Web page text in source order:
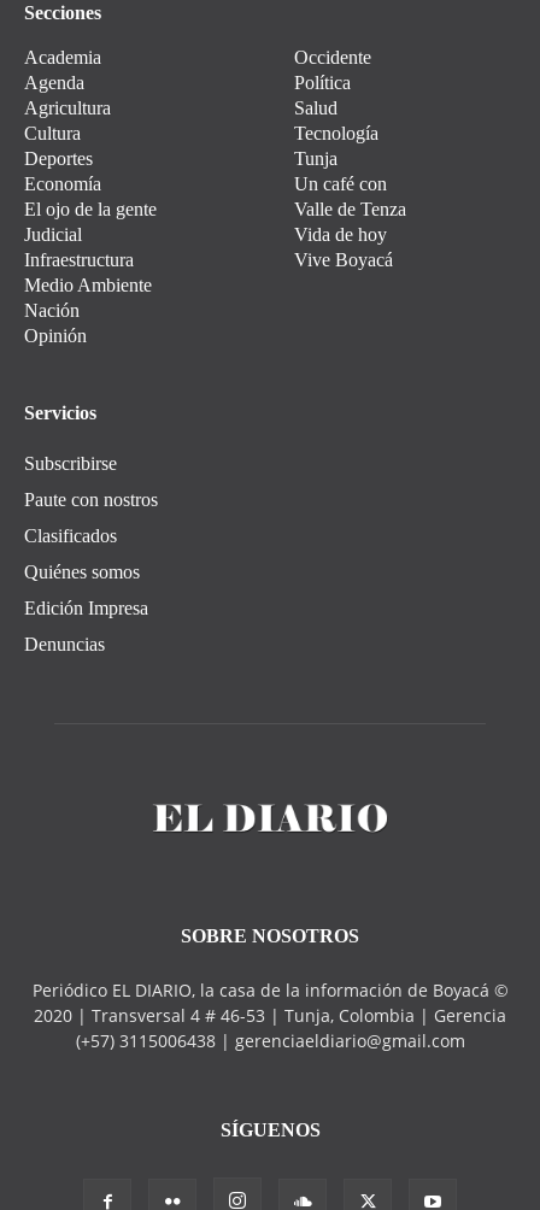
Secciones
Academia
Agenda
Agricultura
Cultura
Deportes
Economía
El ojo de la gente
Judicial
Infraestructura
Medio Ambiente
Nación
Opinión
Occidente
Política
Salud
Tecnología
Tunja
Un café con
Valle de Tenza
Vida de hoy
Vive Boyacá
Servicios
Subscribirse
Paute con nostros
Clasificados
Quiénes somos
Edición Impresa
Denuncias
SOBRE NOSOTROS
Periódico EL DIARIO, la casa de la información de Boyacá ©
2020 | Transversal 4 # 46-53 | Tunja, Colombia | Gerencia
(+57) 3115006438 | gerenciaeldiario@gmail.com
SÍGUENOS